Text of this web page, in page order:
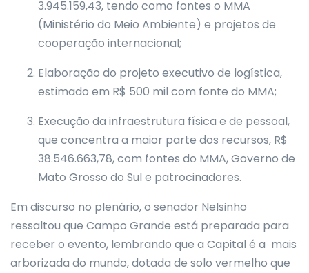
3.945.159,43, tendo como fontes o MMA
(Ministério do Meio Ambiente) e projetos de
cooperação internacional;
Elaboração do projeto executivo de logística,
estimado em R$ 500 mil com fonte do MMA;
Execução da infraestrutura física e de pessoal,
que concentra a maior parte dos recursos, R$
38.546.663,78, com fontes do MMA, Governo de
Mato Grosso do Sul e patrocinadores.
Em discurso no plenário, o senador Nelsinho
ressaltou que Campo Grande está preparada para
receber o evento, lembrando que a Capital é a mais
arborizada do mundo, dotada de solo vermelho que